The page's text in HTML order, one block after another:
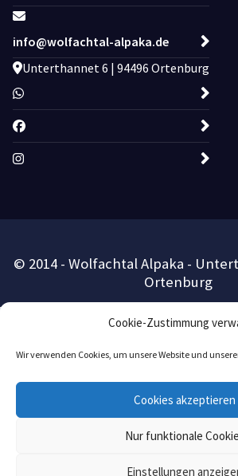
Cookie-Zustimmung
Wir verwenden Cookies, um unsere Website und
Cookies akzeptieren
Nur funktionale
Einstellungen
info@wolfachtal-alpaka.de
Unterthannet 6 | 94496 Ortenburg
© 2014 - Wolfachtal Alpaka -
Ortenburg